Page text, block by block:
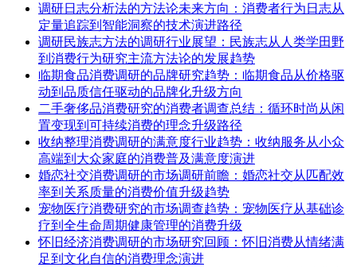
调研日志分析法的方法论未来方向：消费者行为日志从
定量追踪到智能洞察的技术演进路径
调研民族志方法的调研行业展望：民族志从人类学田野
到消费行为研究主流方法论的发展趋势
临期食品消费调研的品牌研究趋势：临期食品从价格驱
动到品质信任驱动的品牌化升级方向
二手奢侈品消费研究的消费者调查总结：循环时尚从闲
置变现到可持续消费的理念升级路径
收纳整理消费调研的满意度行业趋势：收纳服务从小众
高端到大众家庭的消费普及满意度演进
婚恋社交消费调研的市场调研前瞻：婚恋社交从匹配效
率到关系质量的消费价值升级趋势
宠物医疗消费研究的市场调查趋势：宠物医疗从基础诊
疗到全生命周期健康管理的消费升级
怀旧经济消费调研的市场研究回顾：怀旧消费从情绪满
足到文化自信的消费理念演进